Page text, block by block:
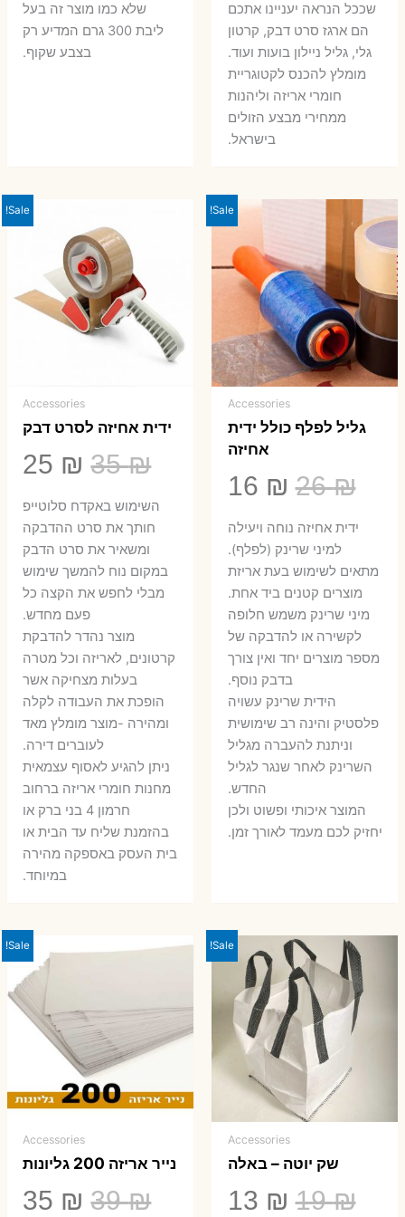
שככל הנראה יעניינו אתכם
הם ארגז סרט דבק, קרטון
גלי, גליל ניילון בועות ועוד.
מומלץ להכנס לקטוגריית
חומרי אריזה וליהנות
ממחירי מבצע הזולים
בישראל.
שלא כמו מוצר זה בעל
ליבת 300 גרם המדיע רק
בצבע שקוף.
Sale!
Accessories
גליל לפלף כולל ידית
אחיזה
26₪
המחיר
המקורי
היה:
26 ₪.
16 ₪
הנוכחי
ידית אחיזה נוחה ויעילה
למיני שרינק (לפלף).
מתאים לשימוש בעת אריזת
מוצרים קטנים ביד אחת.
​מיני שרינק משמש חלופה
לקשירה או להדבקה של
מספר מוצרים יחד ואין צורך
בדבק נוסף.
הידית שרינק עשויה
פלסטיק והינה רב שימושית
וניתנת להעברה מגליל
השרינק לאחר שנגר לגליל
החדש.
המוצר איכותי ופשוט ולכן
יחזיק לכם מעמד לאורך זמן.
Sale!
Accessories
ידית אחיזה לסרט דבק
35₪
המחיר
המקורי
היה:
35 ₪.
25 ₪
₪.
השימוש באקדח סלוטייפ
חותך את סרט ההדבקה
ומשאיר את סרט הדבק
במקום נוח להמשך שימוש
מבלי לחפש את הקצה כל
פעם מחדש.
מוצר נהדר להדבקת
קרטונים, לאריזה וכל מטרה
בעלות מצחיקה אשר
הופכת את העבודה לקלה
ומהירה -מוצר מומלץ מאד
לעוברים דירה.
ניתן להגיע לאסוף עצמאית
מחנות חומרי אריזה ברחוב
חרמון 4 בני ברק או
בהזמנת שליח עד הבית או
בית העסק באספקה מהירה
במיוחד.
Sale!
Accessories
שק יוטה – באלה
19₪
המחיר
13 ₪
Sale!
Accessories
נייר אריזה 200 גליונות
39₪
המחיר
35 ₪